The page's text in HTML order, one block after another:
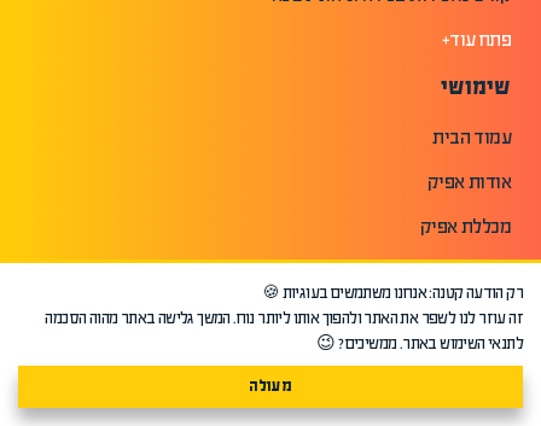
פתח עוד+
שימושי
עמוד הבית
אודות אפיק
מכללת אפיק
אפיק בתקשורת
קורסים אונליין | מכללת אפיק
האירגון לקידום והעשרת שמאים בישראל
רק הודעה קטנה: אנחנו משתמשים בעוגיות 🍪
זה עוזר לנו לשפר את האתר ולהפוך אותו ליותר נוח. המשך גלישה באתר מהוה הסכמה
לתנאי השימוש באתר. ממשיכים? 😉
מעולה